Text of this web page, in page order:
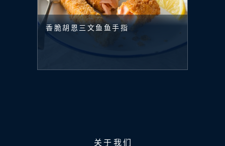
香脆胡恩三文鱼鱼手指
关于我们